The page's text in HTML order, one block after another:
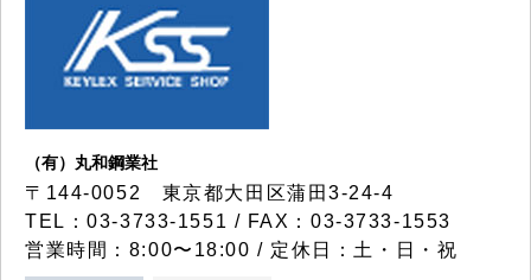
（有）丸和鋼業社
〒144-0052 東京都大田区蒲田3-24-4
TEL：03-3733-1551 / FAX：03-3733-1553
営業時間：8:00〜18:00 / 定休日：土・日・祝